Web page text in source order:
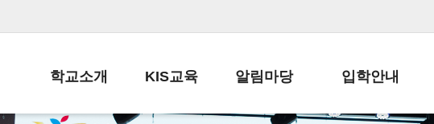
학교소개 KIS교육 알림마당 입학안내